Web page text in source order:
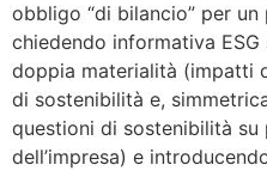
obbligo “di bilancio” per
chiedendo informativa
doppia materialità (impatti
di sostenibilità e,
questioni di sostenibilità
dell’impresa) e